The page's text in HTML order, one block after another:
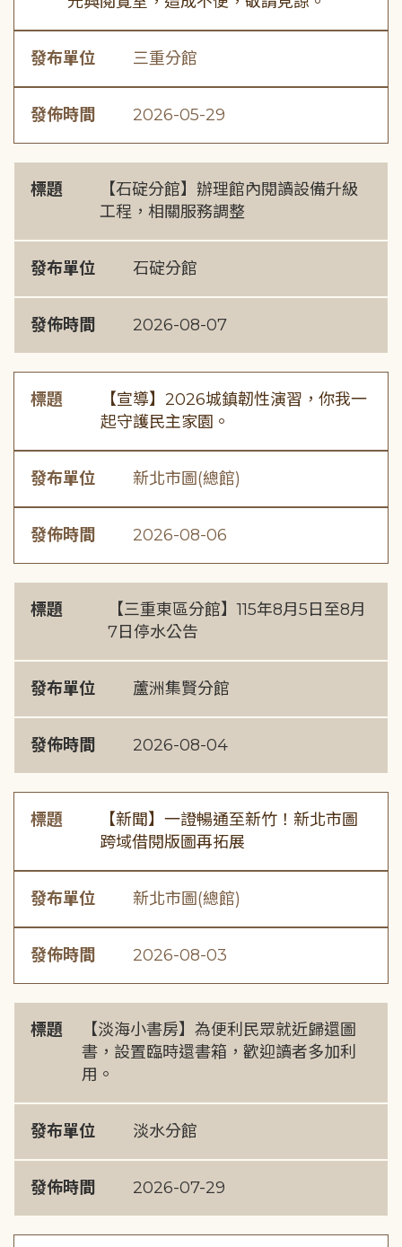
發布單位 三重分館
發佈時間 2026-05-29
標題
【石碇分館】辦理館內閱讀設備升級
工程，相關服務調整
發布單位 石碇分館
發佈時間 2026-08-07
標題
【宣導】2026城鎮韌性演習，你我一
起守護民主家園。
發布單位 新北市圖(總館)
發佈時間 2026-08-06
標題
【三重東區分館】115年8月5日至8月
7日停水公告
發布單位 蘆洲集賢分館
發佈時間 2026-08-04
標題
【新聞】一證暢通至新竹！新北市圖
跨域借閱版圖再拓展
發布單位 新北市圖(總館)
發佈時間 2026-08-03
標題
【淡海小書房】為便利民眾就近歸還圖
書，設置臨時還書箱，歡迎讀者多加利
用。
發布單位 淡水分館
發佈時間 2026-07-29